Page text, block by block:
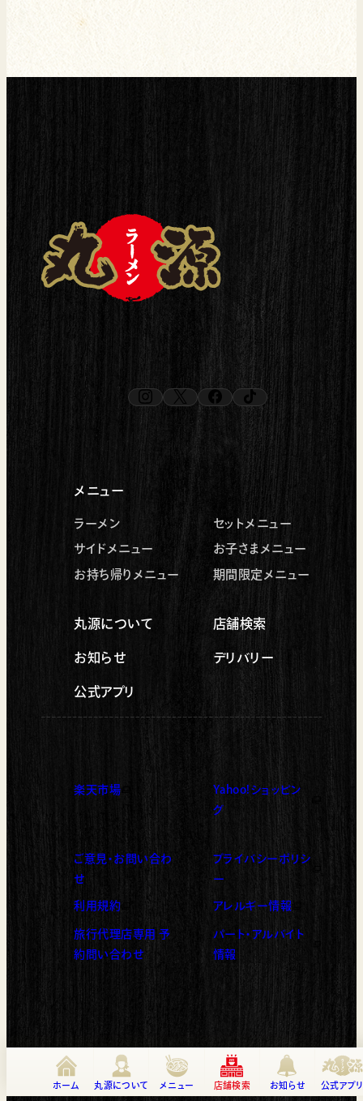
ホーム 丸源について メニュー 店舗検索 お知らせ 公式アプリ
instagram
（新しいタブで開く）
（新しいタブで開く）
facebook
（新しいタブで開く）
tiktok
（新しいタブで開く）
メニュー
ラーメン セットメニュー
サイドメニュー お子さまメニュー
お持ち帰りメニュー 期間限定メニュー
丸源について 店舗検索
お知らせ デリバリー
公式アプリ
楽天市場
（新しいタブで開く）
Yahoo!ショッピン
グ
（新しいタブで開く）
ご意見・お問い合わ
せ
プライバシーポリシ
ー
（新しいタブで開く）
利用規約
（新しいタブで開く）
アレルギー情報
旅行代理店専用 予
約問い合わせ
（新しいタブで開く）
パート・アルバイト
情報
（新しいタブで開く）